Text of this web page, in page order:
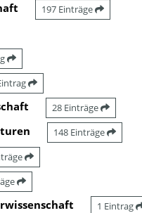
197 Einträge
28 Einträge
148 Einträge
1 Eintrag